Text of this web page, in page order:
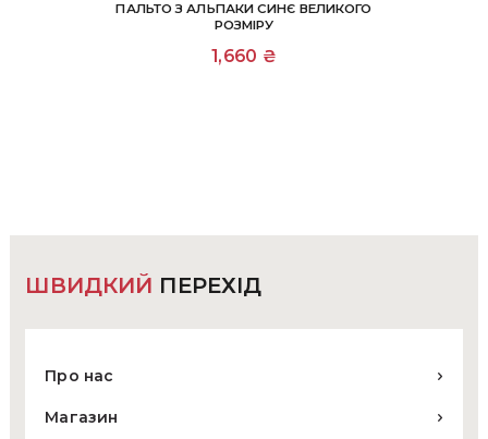
ПАЛЬТО З АЛЬПАКИ СИНЄ ВЕЛИКОГО
РОЗМІРУ
1,660 ₴
ШВИДКИЙ ПЕРЕХІД
Про нас
Магазин